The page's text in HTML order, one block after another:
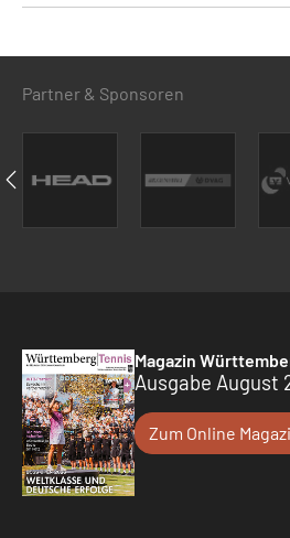
Partner & Sponsoren
Magazin
Ausgabe August
Zum Online